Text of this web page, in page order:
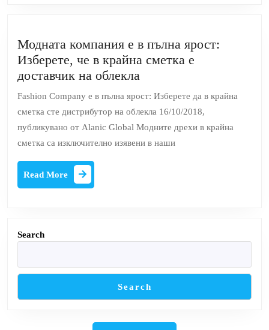
Модната компания е в пълна ярост:
Изберете, че в крайна сметка е
доставчик на облекла
компания
в
пълна
е
на
облекла
Fashion Company е в пълна ярост: Изберете да в крайна
сметка сте дистрибутор на облекла 16/10/2018,
публикувано от Alanic Global Модните дрехи в крайна
сметка са изключително изявени в наши
Read More
More
Search
Search